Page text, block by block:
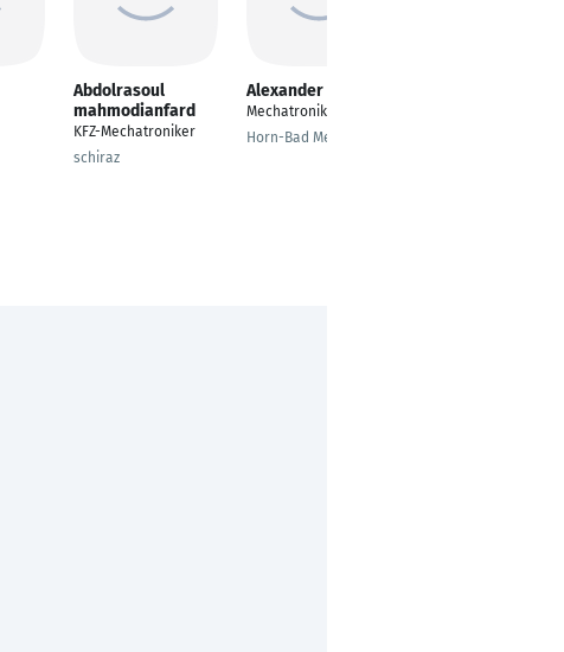
Abdolrasoul
mahmodianfard
KFZ-Mechatroniker
schiraz
Alexander Löwen
Mechatroniker Azubi
Horn-Bad Meinberg